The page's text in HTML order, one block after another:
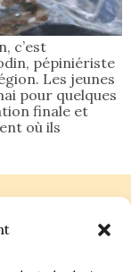
c’est
pépiniériste
Les jeunes
pour quelques
finale et
où ils